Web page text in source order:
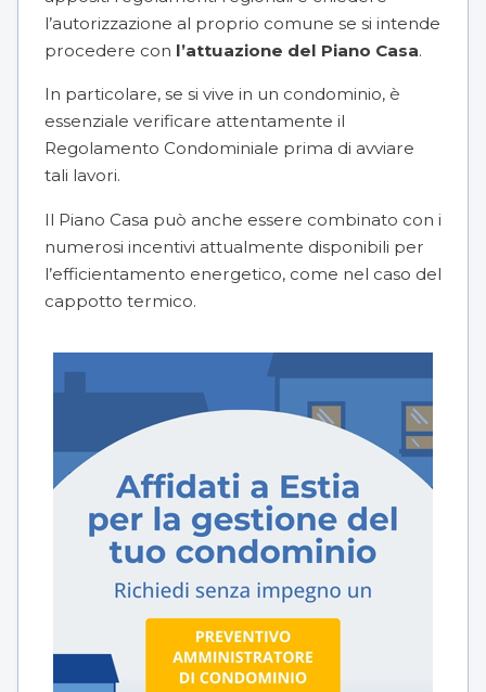
l’autorizzazione al proprio comune se si intende
procedere con l’attuazione del Piano Casa.
In particolare, se si vive in un condominio, è
essenziale verificare attentamente il
Regolamento Condominiale prima di avviare
tali lavori.
Il Piano Casa può anche essere combinato con i
numerosi incentivi attualmente disponibili per
l’efficientamento energetico, come nel caso del
cappotto termico.